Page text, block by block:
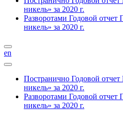
никель» за 2020 г.
Разворотами Годовой
никель» за 2020 г.
en
Постранично Годовой
никель» за 2020 г.
Разворотами Годовой
никель» за 2020 г.